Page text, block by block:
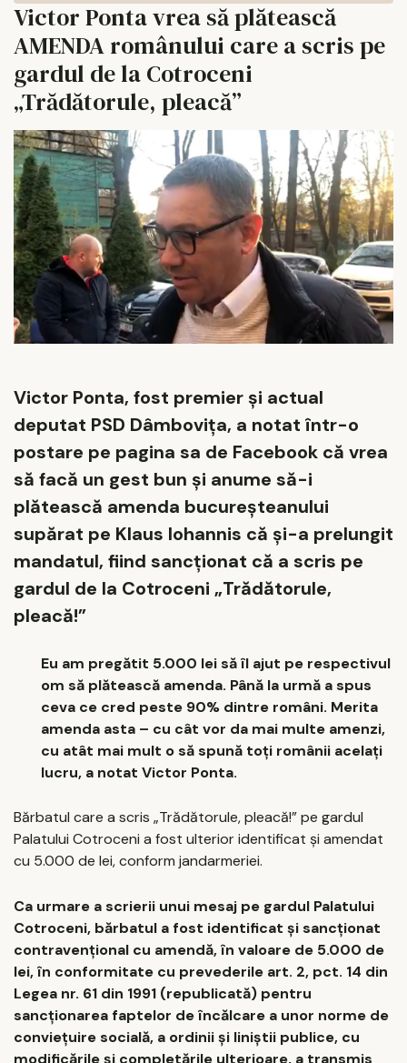
Victor Ponta vrea să plătească
AMENDA românului care a scris pe
gardul de la Cotroceni
„Trădătorule, pleacă”
Victor Ponta, fost premier și actual
deputat PSD Dâmbovița, a notat într-o
postare pe pagina sa de Facebook că vrea
să facă un gest bun și anume să-i
plătească amenda bucureșteanului
supărat pe Klaus Iohannis că și-a prelungit
mandatul, fiind sancționat că a scris pe
gardul de la Cotroceni „Trădătorule,
pleacă!”
Eu am pregătit 5.000 lei să îl ajut pe respectivul
om să plătească amenda. Până la urmă a spus
ceva ce cred peste 90% dintre români. Merita
amenda asta – cu cât vor da mai multe amenzi,
cu atât mai mult o să spună toți românii acelați
lucru, a notat Victor Ponta.
Bărbatul care a scris „Trădătorule, pleacă!” pe gardul
Palatului Cotroceni a fost ulterior identificat și amendat
cu 5.000 de lei, conform jandarmeriei.
Ca urmare a scrierii unui mesaj pe gardul Palatului
Cotroceni, bărbatul a fost identificat și sancționat
contravențional cu amendă, în valoare de 5.000 de
lei, în conformitate cu prevederile art. 2, pct. 14 din
Legea nr. 61 din 1991 (republicată) pentru
sancționarea faptelor de încălcare a unor norme de
conviețuire socială, a ordinii și liniștii publice, cu
modificările și completările ulterioare, a transmis